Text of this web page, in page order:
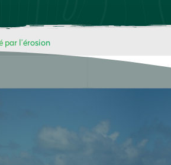
par l’érosion